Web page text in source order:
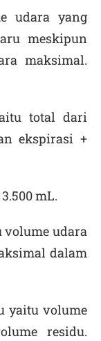
udara yang
meskipun
maksimal.
total dari
ekspirasi +
mL.
volume udara
dalam
yaitu volume
residu.